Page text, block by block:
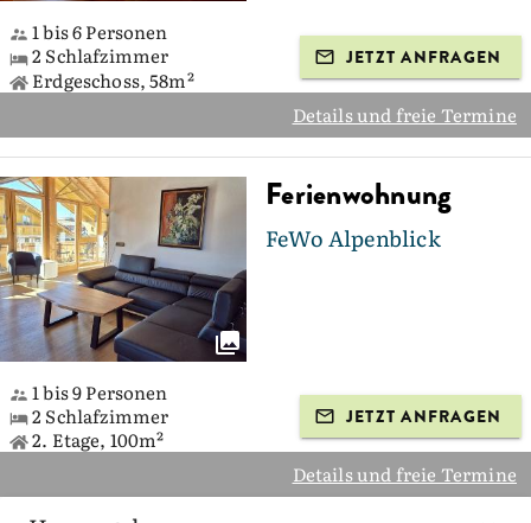
1 bis 6 Personen
2 Schlafzimmer
Erdgeschoss, 58m²
JETZT ANFRAGEN
Details und freie Termine
Ferienwohnung
FeWo Alpenblick
1 bis 9 Personen
2 Schlafzimmer
2. Etage, 100m²
JETZT ANFRAGEN
Details und freie Termine